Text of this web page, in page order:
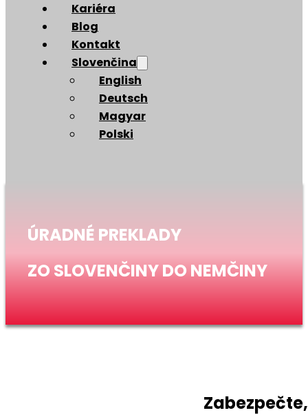
Kariéra
Blog
Kontakt
Slovenčina
English
Deutsch
Magyar
Polski
ÚRADNÉ PREKLADY
ZO SLOVENČINY DO NEMČINY